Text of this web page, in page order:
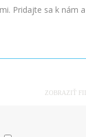
Pridajte sa k nám a
ZOBRAZIŤ